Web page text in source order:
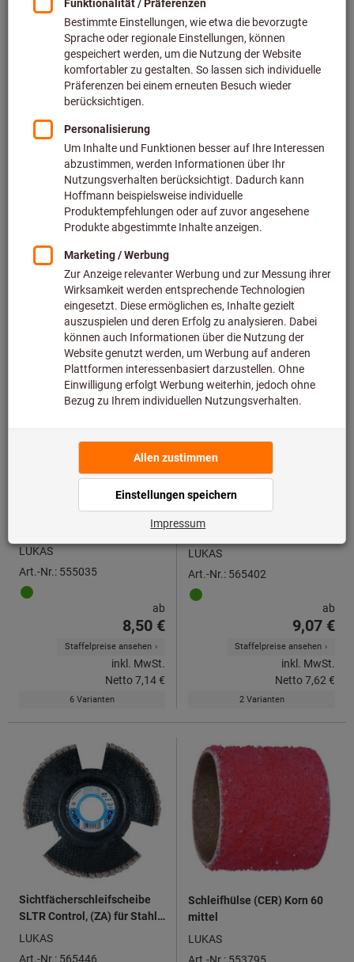
Klein-Schleifstift fein AD-AW
Art.-Nr.: 551510
2,63 €
inkl. MwSt.
Netto2,21 €
13 Varianten
Frässtift beschichtet Z4 −
fein, kreuzverzahnt HM TiAlN
LUKAS
Art.-Nr.: 540560
inkl. MwSt.
Netto40,22 €
25 Varianten
Fächerschleifer (A) Korn 150
LUKAS
Art.-Nr.: 555035
ab
8,50 €
Staffelpreise ansehen
inkl. MwSt.
Netto7,14 €
6 Varianten
Fächerschleifscheibe SLTT
(ZA), flach-schräg für Stahl ⌀
125 mm
LUKAS
Art.-Nr.: 565402
ab
9,07 €
Staffelpreise ansehen
inkl. MwSt.
Netto7,62 €
2 Varianten
Sichtfächerschleifscheibe
SLTR Control, (ZA) für Stahl
und INOX ⌀ 125 mm
LUKAS
Art.-Nr.: 565446
Schleifhülse (CER) Korn 60
mittel
LUKAS
Art.-Nr.: 553795